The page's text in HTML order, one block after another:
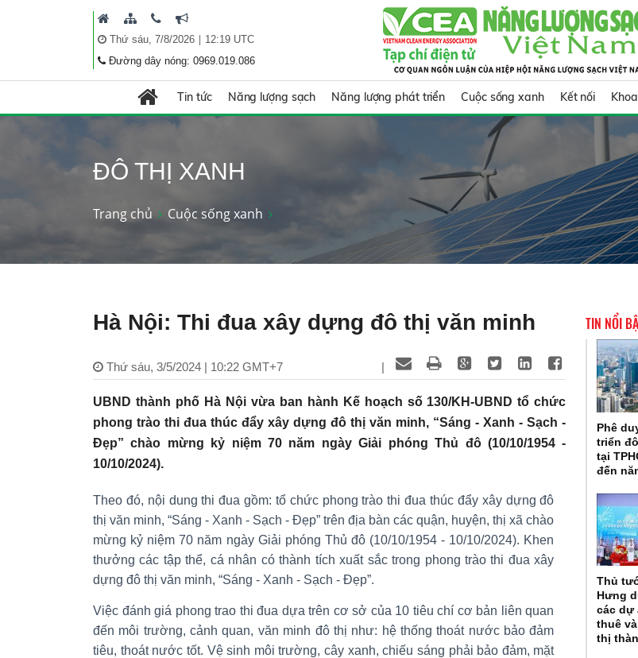
Thứ sáu, 7/8/2026| 12:19 UTC
Đường dây nóng: 0969.019.086
Tin tức Năng lượng sạch Năng lượng phát triển Cuộc sống xanh Kết nối
ĐÔ THỊ XANH
Trang chủ Cuộc sống xanh
Hà Nội: Thi đua xây dựng đô thị văn minh
Thứ sáu, 3/5/2024 | 10:22 GMT+7 |
UBND thành phố Hà Nội vừa ban hành Kế hoạch số 130/KH-UBND tổ chức
phong trào thi đua thúc đẩy xây dựng đô thị văn minh, “Sáng - Xanh - Sạch -
Đẹp” chào mừng kỷ niệm 70 năm ngày Giải phóng Thủ đô (10/10/1954 -
10/10/2024).
Theo đó, nội dung thi đua gồm: tổ chức phong trào thi đua thúc đẩy xây dựng đô
thị văn minh, “Sáng - Xanh - Sạch - Đẹp” trên địa bàn các quận, huyện, thị xã chào
mừng kỷ niệm 70 năm ngày Giải phóng Thủ đô (10/10/1954 - 10/10/2024). Khen
thưởng các tập thể, cá nhân có thành tích xuất sắc trong phong trào thi đua xây
dựng đô thị văn minh, “Sáng - Xanh - Sạch - Đẹp”.
Việc đánh giá phong trao thi đua dựa trên cơ sở của 10 tiêu chí cơ bản liên quan
đến môi trường, cảnh quan, văn minh đô thị như: hệ thống thoát nước bảo đảm
tiêu, thoát nước tốt. Vệ sinh môi trường, cây xanh, chiếu sáng phải bảo đảm, mặt
TIN NỔI
Phê
triển
tại
đến
Thủ
Hưng
các dự
thuê
thị